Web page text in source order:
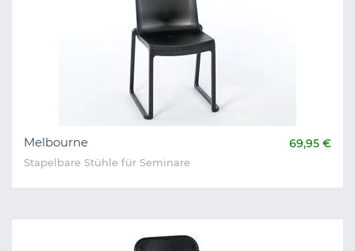
Melbourne 69,95 €
Stapelbare Stühle für Seminare